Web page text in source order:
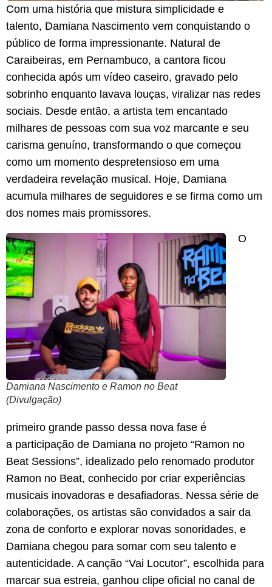
Com uma história que mistura simplicidade e
talento, Damiana Nascimento vem conquistando o
público de forma impressionante. Natural de
Caraibeiras, em Pernambuco, a cantora ficou
conhecida após um vídeo caseiro, gravado pelo
sobrinho enquanto lavava louças, viralizar nas redes
sociais. Desde então, a artista tem encantado
milhares de pessoas com sua voz marcante e seu
carisma genuíno, transformando o que começou
como um momento despretensioso em uma
verdadeira revelação musical. Hoje, Damiana
acumula milhares de seguidores e se firma como um
dos nomes mais promissores.
Damiana Nascimento e Ramon no Beat
(Divulgação)
O
primeiro grande passo dessa nova fase é
a participação de Damiana no projeto “Ramon no
Beat Sessions”, idealizado pelo renomado produtor
Ramon no Beat, conhecido por criar experiências
musicais inovadoras e desafiadoras. Nessa série de
colaborações, os artistas são convidados a sair da
zona de conforto e explorar novas sonoridades, e
Damiana chegou para somar com seu talento e
autenticidade. A canção “Vai Locutor”, escolhida para
marcar sua estreia, ganhou clipe oficial no canal de